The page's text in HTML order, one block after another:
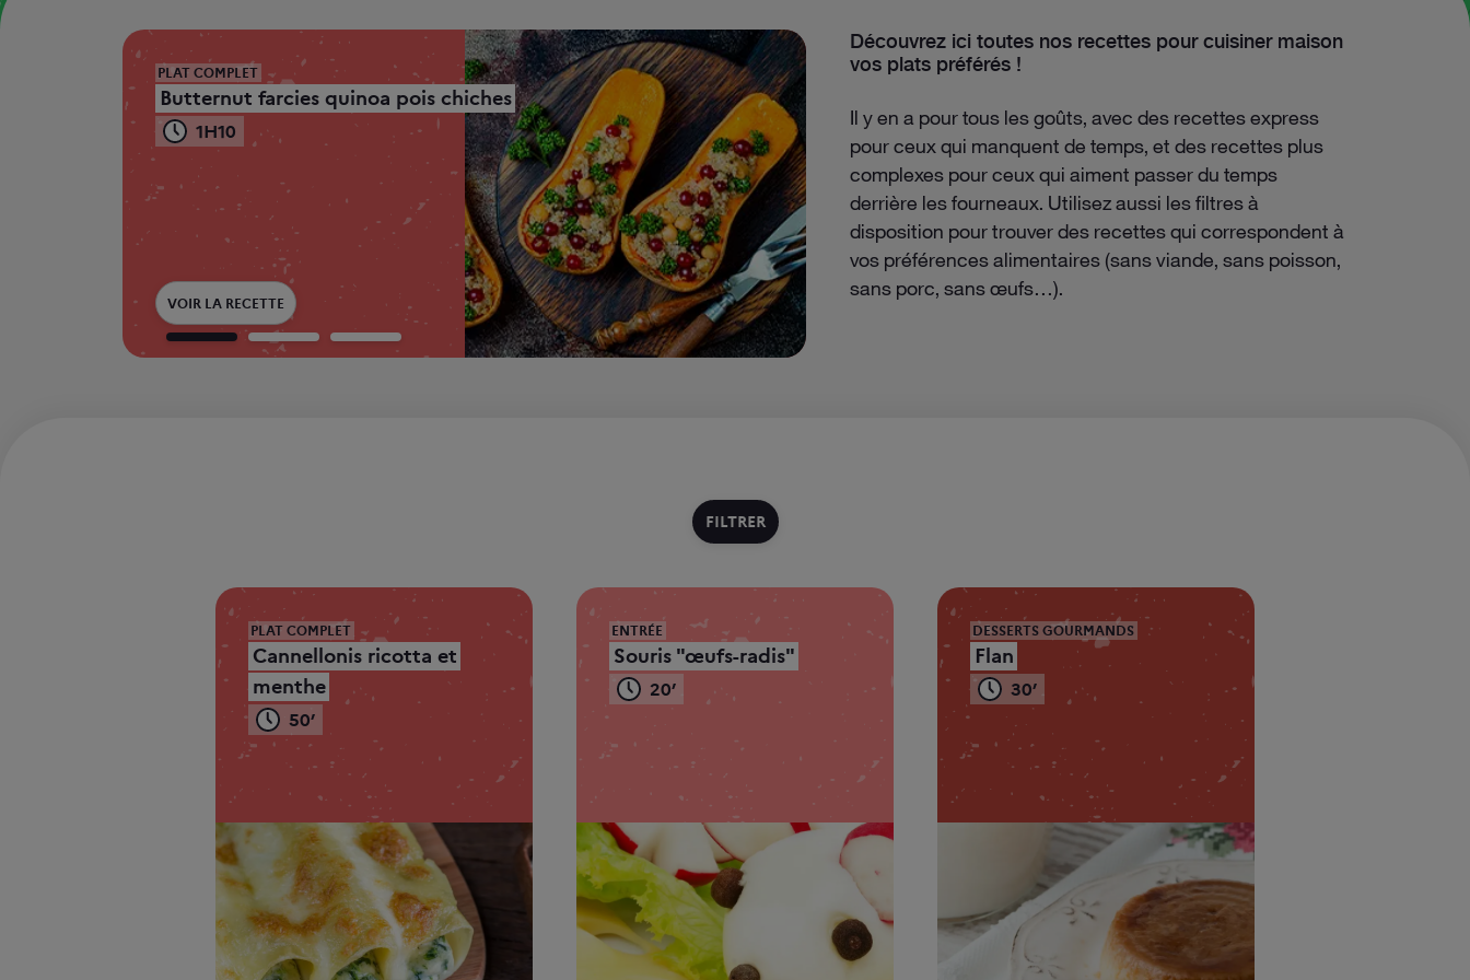
Mise en avant
PLAT COMPLET
Butternut farcies quinoa pois chiches
1H10
VOIR LA RECETTE
PLAT COMPLET
45’
VOIR LA RECETTE
Découvrez ici toutes nos recettes pour cuisiner maison
vos plats préférés !
Il y en a pour tous les goûts, avec des recettes express
pour ceux qui manquent de temps, et des recettes plus
complexes pour ceux qui aiment passer du temps
derrière les fourneaux. Utilisez aussi les filtres à
disposition pour trouver des recettes qui correspondent à
vos préférences alimentaires (sans viande, sans poisson,
sans porc, sans œufs…).
FILTRER
PLAT COMPLET
Cannellonis ricotta et
menthe
50’
ENTRÉE
Souris "œufs-radis"
20’
DESSERTS GOURMANDS
Flan
30’